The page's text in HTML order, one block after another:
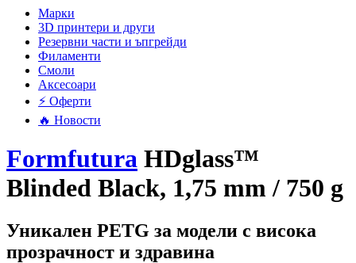
Mарки
3D принтери и други
Резервни части и ъпгрейди
Филаменти
Смоли
Аксесоари
⚡ Оферти
🔥 Новости
Formfutura HDglass™
Blinded Black, 1,75 mm / 750 g
Уникален PETG за модели с висока
прозрачност и здравина